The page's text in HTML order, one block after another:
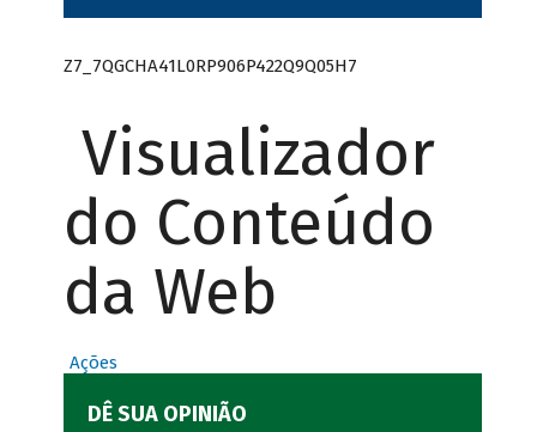
Z7_7QGCHA41L0RP906P422Q9Q05H7
Visualizador
do Conteúdo
da Web
Ações
DÊ SUA OPINIÃO